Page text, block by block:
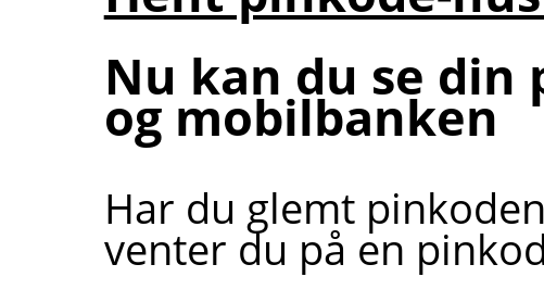
Nu kan du se din
og mobilbanken
Har du glemt
venter du på en